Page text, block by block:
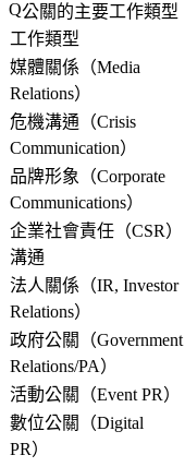
公關的主要工作類型
工作類型
媒體關係（Media
Relations）
危機溝通（Crisis
Communication）
品牌形象（Corporate
Communications）
企業社會責任（CSR）
溝通
法人關係（IR, Investor
Relations）
政府公關（Government
Relations/PA）
活動公關（Event PR）
數位公關（Digital
PR）